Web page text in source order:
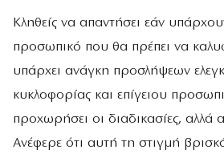
Κληθείς να απαντήσει εάν
προσωπικό που θα πρέπει να
υπάρχει ανάγκη προσλήψεων
κυκλοφορίας και επίγειου
προχωρήσει οι διαδικασίες, αλλά
Ανέφερε ότι αυτή τη στιγμή